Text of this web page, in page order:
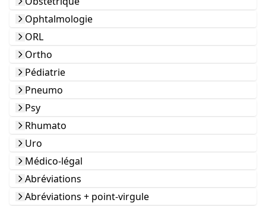
Ophtalmologie
ORL
Ortho
Pédiatrie
Pneumo
Psy
Rhumato
Uro
Médico-légal
Abréviations
Abréviations + point-virgule